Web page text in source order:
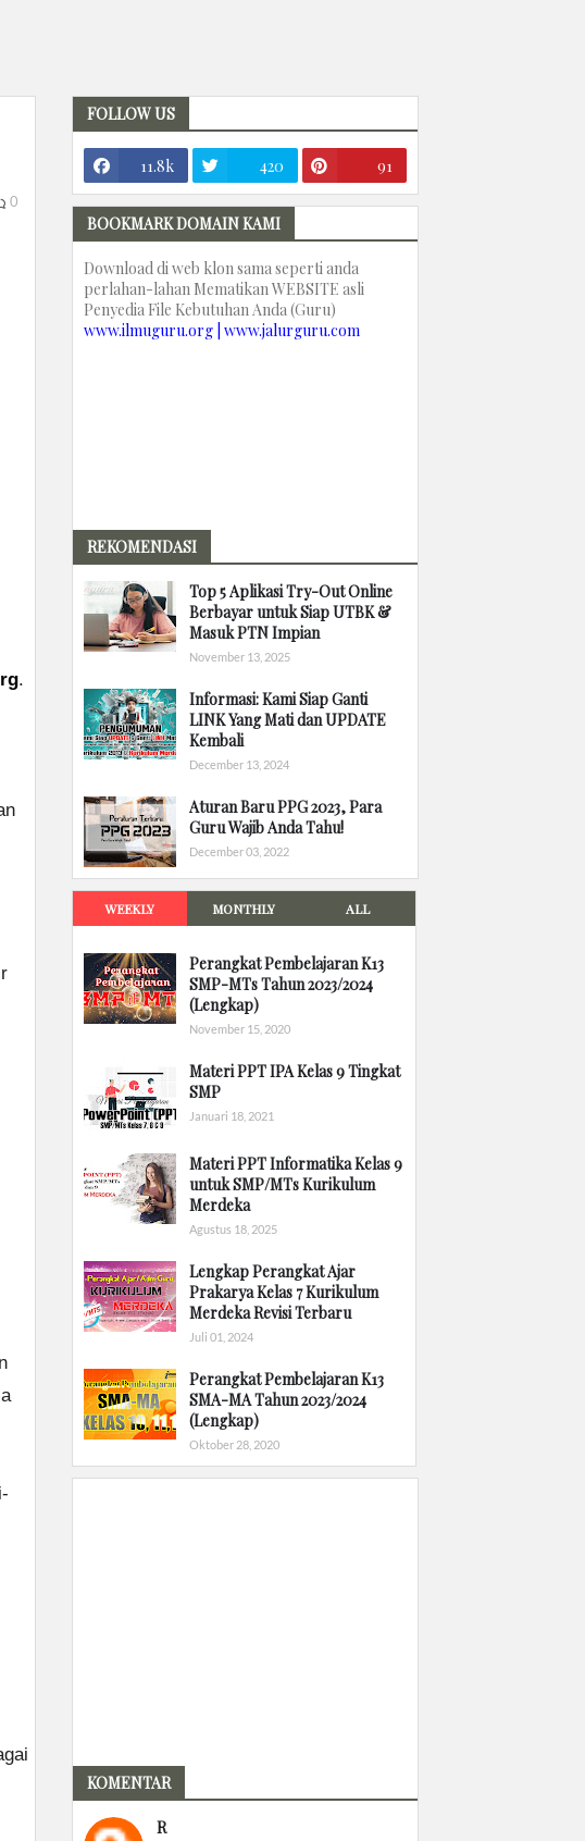
0
.
FOLLOW US
11.8k 420 91
BOOKMARK DOMAIN KAMI
Download di web klon sama seperti anda
perlahan-lahan Mematikan WEBSITE asli
Penyedia File Kebutuhan Anda (Guru)
www.ilmuguru.org | www.jalurguru.com
REKOMENDASI
Top 5 Aplikasi Try-Out Online
Berbayar untuk Siap UTBK &
Masuk PTN Impian
November 13, 2025
Informasi: Kami Siap Ganti
LINK Yang Mati dan UPDATE
Kembali
December 13, 2024
Aturan Baru PPG 2023, Para
Guru Wajib Anda Tahu!
December 03, 2022
WEEKLY MONTHLY ALL
Perangkat Pembelajaran K13
SMP-MTs Tahun 2023/2024
(Lengkap)
November 15, 2020
Materi PPT IPA Kelas 9 Tingkat
SMP
Januari 18, 2021
Materi PPT Informatika Kelas 9
untuk SMP/MTs Kurikulum
Merdeka
Agustus 18, 2025
Lengkap Perangkat Ajar
Prakarya Kelas 7 Kurikulum
Merdeka Revisi Terbaru
Juli 01, 2024
Perangkat Pembelajaran K13
SMA-MA Tahun 2023/2024
(Lengkap)
Oktober 28, 2020
KOMENTAR
R